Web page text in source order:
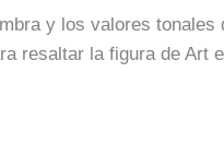
y los valores tonales
resaltar la figura de Art